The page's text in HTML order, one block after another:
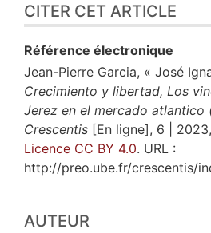
CITER CET ARTICLE
Référence électronique
Jean-Pierre Garcia, « José
Crecimiento y libertad, Los
Jerez en el mercado atlantico
Crescentis [En ligne], 6 |
Licence CC BY 4.0. URL :
http://preo.ube.fr/crescentis/
AUTEUR